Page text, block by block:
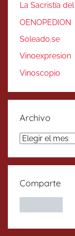
La Sacristía
OENOPEDION
Soleado.se
Vinoexpresion
Vinoscopio
Archivo
Archivo
Comparte